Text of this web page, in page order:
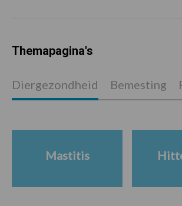
Themapagina's
Diergezondheid Bemesting
Mastitis